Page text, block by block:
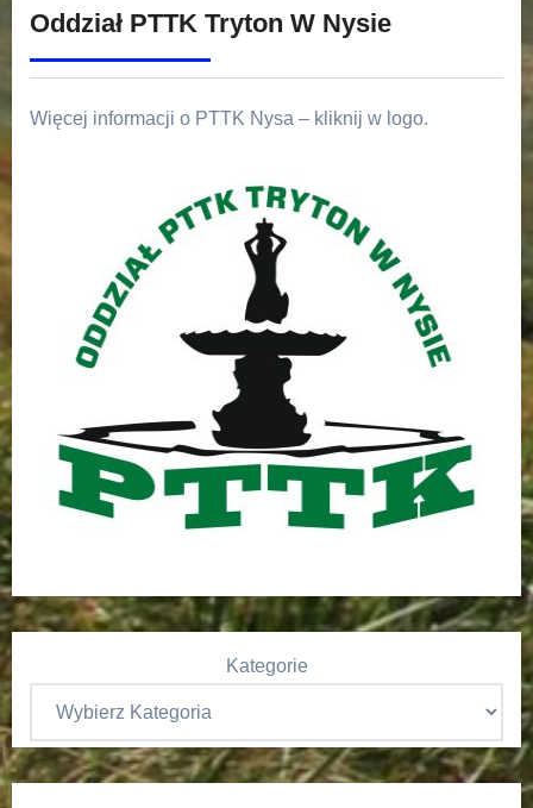
Oddział PTTK Tryton W Nysie
Więcej informacji o PTTK Nysa – kliknij w logo.
Kategorie